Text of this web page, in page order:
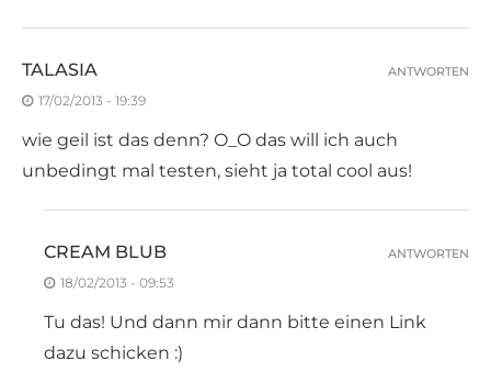
TALASIA
17/02/2013 - 19:39
wie geil ist das denn? O_O das will ich auch
unbedingt mal testen, sieht ja total cool aus!
ANTWORTEN
CREAM BLUB
18/02/2013 - 09:53
Tu das! Und dann mir dann bitte einen Link
dazu schicken :)
ANTWORTEN